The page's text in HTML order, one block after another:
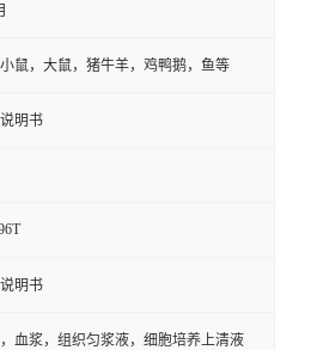
鼠，大鼠，猪牛羊，鸡鸭鹅，鱼等
明书
明书
血浆，组织匀浆液，细胞培养上清液